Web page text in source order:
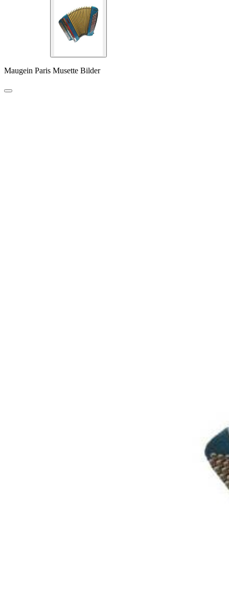
Maugein Paris Musette Bilder